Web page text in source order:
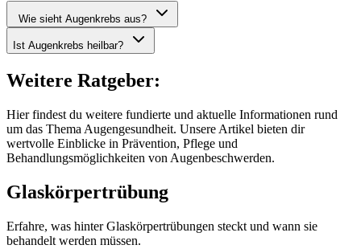
Wie sieht Augenkrebs aus?
Ist Augenkrebs heilbar?
Weitere Ratgeber:
Hier findest du weitere fundierte und aktuelle Informationen rund
um das Thema Augengesundheit. Unsere Artikel bieten dir
wertvolle Einblicke in Prävention, Pflege und
Behandlungsmöglichkeiten von Augenbeschwerden.
Glaskörpertrübung
Erfahre, was hinter Glaskörpertrübungen steckt und wann sie
behandelt werden müssen.